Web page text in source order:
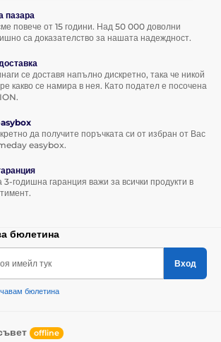
пазара
повече от 15 години. Над 50 000 доволни
са доказателство за нашата надеждност.
се доставя напълно дискретно, така че никой
какво се намира в нея. Като подател е посочена
да получите поръчката си от избран от Вас
easybox.
годишна гаранция важи за всички продукти в
бюлетина
имейл тук Вход
бюлетина
offline